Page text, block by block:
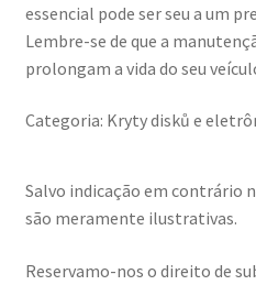
essencial pode ser seu a um
Lembre-se de que a
prolongam a vida do seu
Categoria: Kryty disků e
Salvo indicação em contrário
são meramente ilustrativas.
Reservamo-nos o direito de